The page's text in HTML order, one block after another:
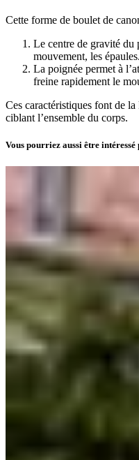
Cette forme de boulet de
Le centre de gravité du
mouvement, les épaules.
La poignée permet à
freine rapidement le
Ces caractéristiques font de
ciblant l’ensemble du corps.
Vous pourriez aussi être intéressé